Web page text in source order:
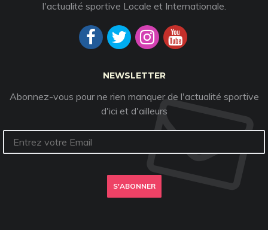
l'actualité sportive Locale et Internationale.
NEWSLETTER
Abonnez-vous pour ne rien manquer de l'actualité sportive
d'ici et d'ailleurs
S'ABONNER